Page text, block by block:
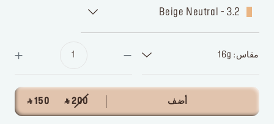
3.2 - Beige Neutral
مقاس: 16g
أضف ‎ ⃁ 150 ‎ ‎ ⃁ 200 ‎